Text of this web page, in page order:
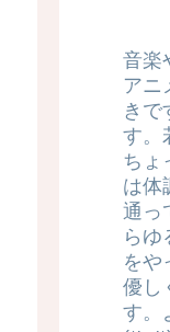
音楽
アニ
きで
す。
ちょ
は体
通っ
らゆ
をや
優し
す。